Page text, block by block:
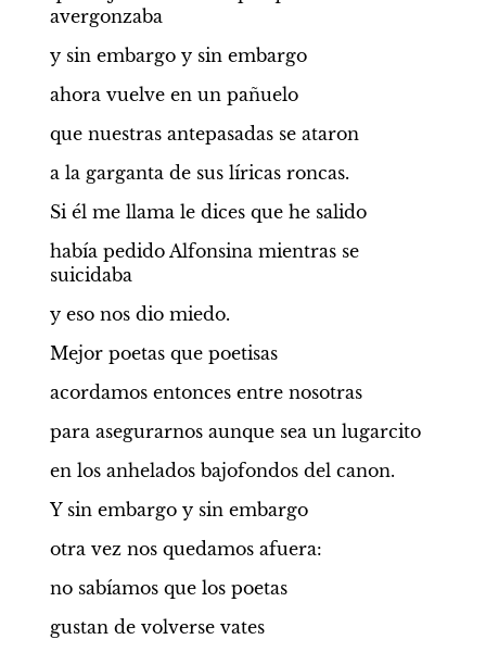
avergonzaba
y sin embargo y sin embargo
ahora vuelve en un pañuelo
que nuestras antepasadas se ataron
a la garganta de sus líricas roncas.
Si él me llama le dices que he salido
había pedido Alfonsina mientras se
suicidaba
y eso nos dio miedo.
Mejor poetas que poetisas
acordamos entonces entre nosotras
para asegurarnos aunque sea un lugarcito
en los anhelados bajofondos del canon.
Y sin embargo y sin embargo
otra vez nos quedamos afuera:
no sabíamos que los poetas
gustan de volverse vates